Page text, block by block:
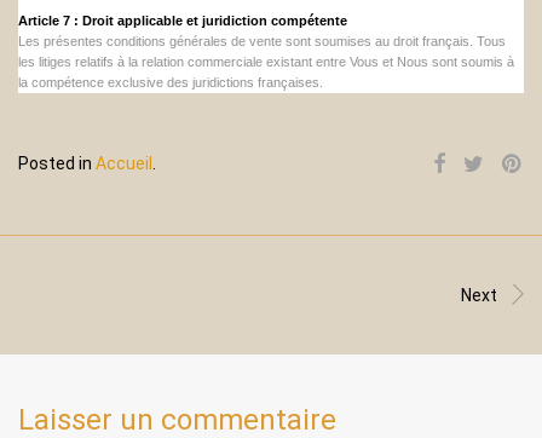
Article 7 : Droit applicable et juridiction compétente
Les présentes conditions générales de vente sont soumises au droit français. Tous
les litiges relatifs à la relation commerciale existant entre Vous et Nous sont soumis à
la compétence exclusive des juridictions françaises.
Posted in Accueil
Next
Laisser un commentaire